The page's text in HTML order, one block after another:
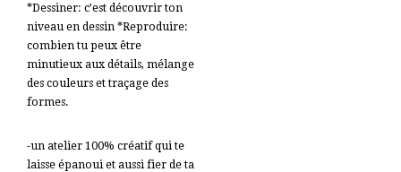
*Dessiner: c’est découvrir ton
niveau en dessin *Reproduire:
combien tu peux être
minutieux aux détails, mélange
des couleurs et traçage des
formes.
-un atelier 100% créatif qui te
laisse épanoui et aussi fier de ta